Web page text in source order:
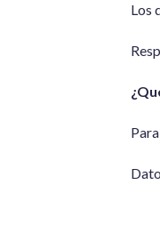
Los